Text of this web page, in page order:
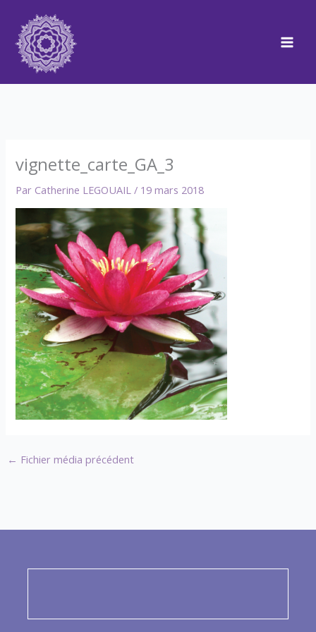
contenu
vignette_carte_GA_3
Par Catherine LEGOUAIL/ 19 mars 2018
← Fichier média précédent